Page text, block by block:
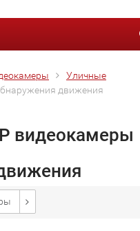
Уличные
движения
видеокамеры